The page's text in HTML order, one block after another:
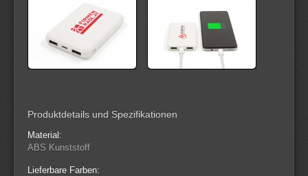
Produktdetails und Spezifikationen
Material:
ABS Kunststoff
Lieferbare Farben: